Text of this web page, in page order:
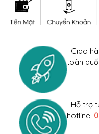
Giao
toàn
Hỗ trợ
hotline: